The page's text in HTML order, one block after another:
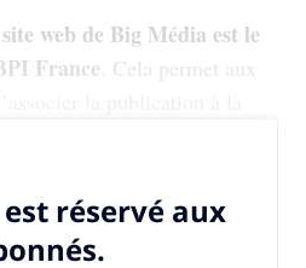
web de Big Média est le
France . Cela permet aux